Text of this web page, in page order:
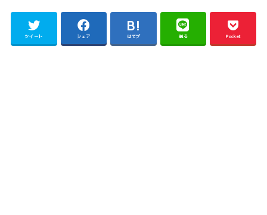
ツイート シェア はてブ 送る Pocket